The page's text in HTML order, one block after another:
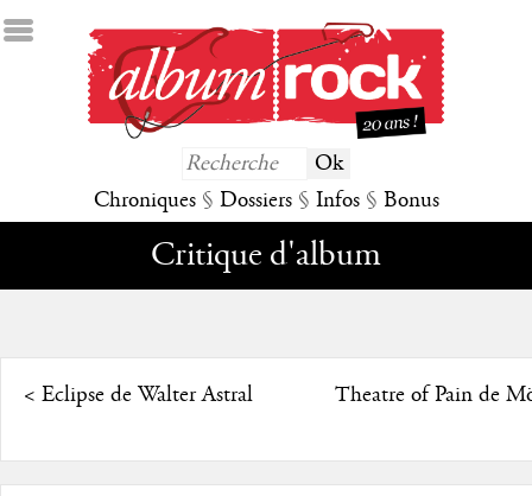
Chroniques § Dossiers § Infos § Bonus
Critique d'album
< Eclipse de Walter Astral Theatre of Pain de